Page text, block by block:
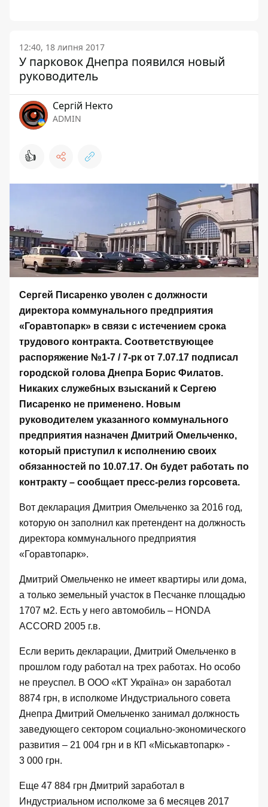
12:40, 18 липня 2017
У парковок Днепра появился новый
руководитель
Сергій Некто
ADMIN
👍
Сергей Писаренко уволен с должности
директора коммунального предприятия
«Горавтопарк» в связи с истечением срока
трудового контракта. Соответствующее
распоряжение №1-7 / 7-рк от 7.07.17 подписал
городской голова Днепра Борис Филатов.
Никаких служебных взысканий к Сергею
Писаренко не применено. Новым
руководителем указанного коммунального
предприятия назначен Дмитрий Омельченко,
который приступил к исполнению своих
обязанностей по 10.07.17. Он будет работать по
контракту – сообщает пресс-релиз горсовета.
Вот декларация Дмитрия Омельченко за 2016 год,
которую он заполнил как претендент на должность
директора коммунального предприятия
«Горавтопарк».
Дмитрий Омельченко не имеет квартиры или дома,
а только земельный участок в Песчанке площадью
1707 м2. Есть у него автомобиль – HONDA
ACCORD 2005 г.в.
Если верить декларации, Дмитрий Омельченко в
прошлом году работал на трех работах. Но особо
не преуспел. В ООО «КТ Україна» он заработал
8874 грн, в исполкоме Индустриального совета
Днепра Дмитрий Омельченко занимал должность
заведующего сектором социально-экономического
развития – 21 004 грн и в КП «Міськавтопарк» -
3 000 грн.
Еще 47 884 грн Дмитрий заработал в
Индустриальном исполкоме за 6 месяцев 2017